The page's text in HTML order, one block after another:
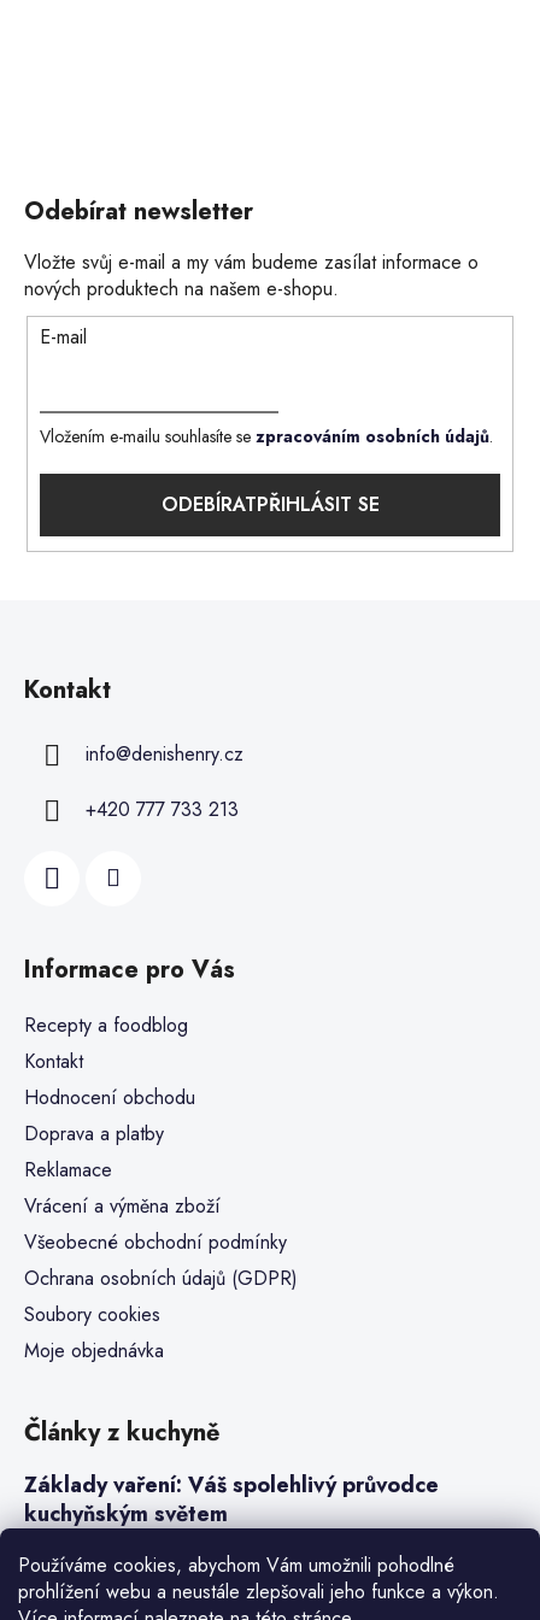
Používáme cookies, abychom Vám umožnili pohodlné
prohlížení webu a neustále zlepšovali jeho funkce a výkon.
Odebírat newsletter
Vložte svůj e-mail a my vám budeme zasílat informace o
nových produktech na našem e-shopu.
E-mail
Vložením e-mailu souhlasíte se zpracováním osobních údajů.
PŘIHLÁSIT SE
Kontakt
info@denishenry.cz
+420 777 733 213
Informace pro Vás
Recepty a foodblog
Kontakt
Hodnocení obchodu
Doprava a platby
Reklamace
Vrácení a výměna zboží
Všeobecné obchodní podmínky
Ochrana osobních údajů (GDPR)
Soubory cookies
Moje objednávka
Články z kuchyně
Základy vaření: Váš spolehlivý průvodce
kuchyňským světem
Steaky a sous-vide vaření
Jak vařit v tlakovém hrnci neboli papiňáku